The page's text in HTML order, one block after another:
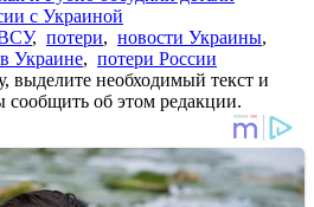
с Украиной
, потери, новости Украины,
Украине, потери России
выделите необходимый текст и
об этом редакции.